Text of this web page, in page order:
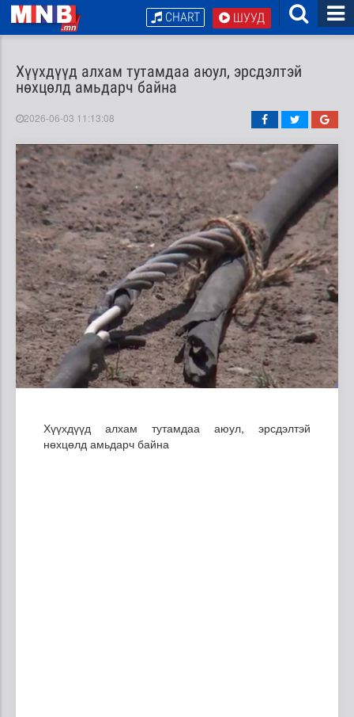
ШУУД
CHART
Хүүхдүүд алхам тутамдаа аюул, эрсдэлтэй
нөхцөлд амьдарч байна
2026-06-03 11:13:08
Хүүхдүүд алхам тутамдаа аюул, эрсдэлтэй
нөхцөлд амьдарч байна